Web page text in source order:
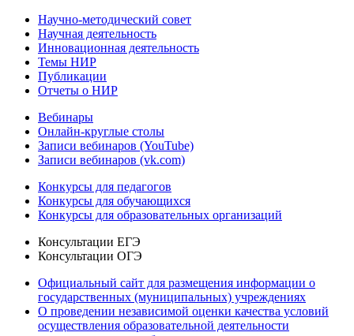
Научно-методический совет
Научная деятельность
Инновационная деятельность
Темы НИР
Публикации
Отчеты о НИР
Вебинары
Онлайн-круглые столы
Записи вебинаров (YouTube)
Записи вебинаров (vk.com)
Конкурсы для педагогов
Конкурсы для обучающихся
Конкурсы для образовательных организаций
Консультации ЕГЭ
Консультации ОГЭ
Официальный сайт для размещения информации о
государственных (муниципальных) учреждениях
О проведении независимой оценки качества условий
осуществления образовательной деятельности